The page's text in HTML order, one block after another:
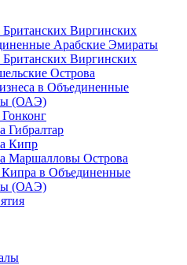
Виргинских
Арабские Эмираты
Виргинских
Острова
в Объединенные
(ОАЭ)
Гибралтар
Кипр
Маршалловы Острова
в Объединенные
(ОАЭ)